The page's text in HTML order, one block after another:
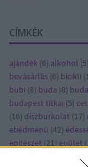
CÍMKÉK
ajándék (6) alkohol (5)
bevásárlás (6) bicikli (
bubi (8) buda (8)
budapest titkai (5) cet
(16) díszburkolat (17)
ebédmenü (42)
építészet (21) épület (